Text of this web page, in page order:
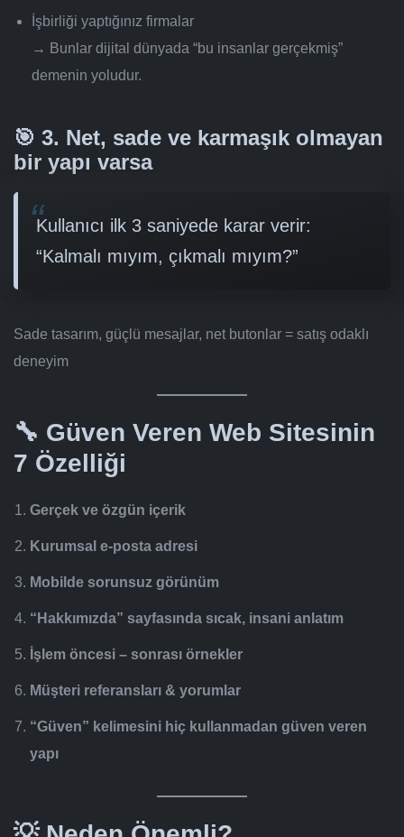
İşbirliği yaptığınız firmalar
→ Bunlar dijital dünyada “bu insanlar gerçekmiş”
demenin yoludur.
🎯 3. Net, sade ve karmaşık olmayan
bir yapı varsa
Kullanıcı ilk 3 saniyede karar verir:
“Kalmalı mıyım, çıkmalı mıyım?”
Sade tasarım, güçlü mesajlar, net butonlar = satış odaklı
deneyim
🔧 Güven Veren Web Sitesinin
7 Özelliği
Gerçek ve özgün içerik
Kurumsal e-posta adresi
Mobilde sorunsuz görünüm
“Hakkımızda” sayfasında sıcak, insani anlatım
İşlem öncesi – sonrası örnekler
Müşteri referansları & yorumlar
“Güven” kelimesini hiç kullanmadan güven veren
yapı